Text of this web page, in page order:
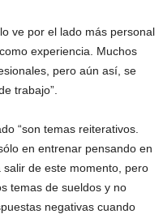
ve por el lado más personal
experiencia. Muchos
pero aún así, se
trabajo”.
“son temas reiterativos.
en entrenar pensando en
de este momento, pero
temas de sueldos y no
negativas cuando